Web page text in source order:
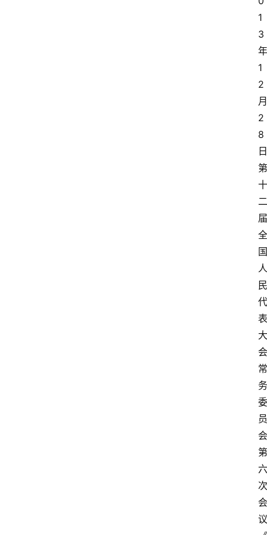
1
3
年
1
2
月
2
8
日
第
十
二
届
全
国
人
民
代
表
大
会
常
务
委
员
会
第
六
次
会
议